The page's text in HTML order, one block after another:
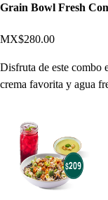
Grain Bowl Fresh
MX$280.00
Disfruta de este combo
crema favorita y agua